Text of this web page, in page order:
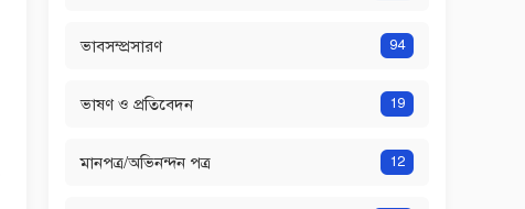
ভাবসম্প্রসারণ 94
ভাষণ ও প্রতিবেদন 19
মানপত্র/অভিনন্দন পত্র 12